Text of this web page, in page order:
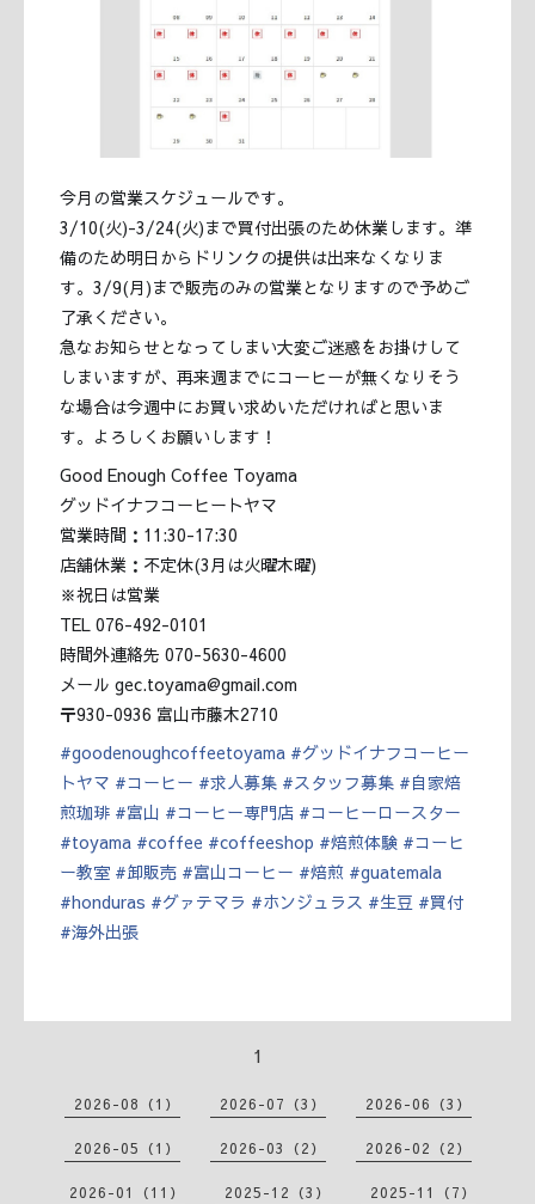
今月の営業スケジュールです。
3/10(火)-3/24(火)まで買付出張のため休業します。準
備のため明日からドリンクの提供は出来なくなりま
す。3/9(月)まで販売のみの営業となりますので予めご
了承ください。
急なお知らせとなってしまい大変ご迷惑をお掛けして
しまいますが、再来週までにコーヒーが無くなりそう
な場合は今週中にお買い求めいただければと思いま
す。よろしくお願いします！
Good Enough Coffee Toyama
グッドイナフコーヒートヤマ
営業時間：11:30-17:30
店舗休業：不定休(3月は火曜木曜)
※祝日は営業
TEL 076-492-0101
時間外連絡先 070-5630-4600
メール gec.toyama@gmail.com
〒930-0936 富山市藤木2710
#goodenoughcoffeetoyama #グッドイナフコーヒー
トヤマ #コーヒー #求人募集 #スタッフ募集 #自家焙
煎珈琲 #富山 #コーヒー専門店 #コーヒーロースター
#toyama #coffee #coffeeshop #焙煎体験 #コーヒ
ー教室 #卸販売 #富山コーヒー #焙煎 #guatemala
#honduras #グァテマラ #ホンジュラス #生豆 #買付
#海外出張
1
2026-08（1） 2026-07（3） 2026-06（3）
2026-05（1） 2026-03（2） 2026-02（2）
2026-01（11） 2025-12（3） 2025-11（7）